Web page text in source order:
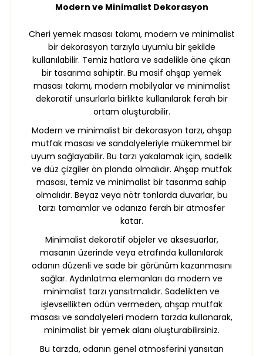
Modern ve Minimalist Dekorasyon
Cheri yemek masası takımı, modern ve minimalist
bir dekorasyon tarzıyla uyumlu bir şekilde
kullanılabilir. Temiz hatlara ve sadelikle öne çıkan
bir tasarıma sahiptir. Bu masif ahşap yemek
masası takımı, modern mobilyalar ve minimalist
dekoratif unsurlarla birlikte kullanılarak ferah bir
ortam oluşturabilir.
Modern ve minimalist bir dekorasyon tarzı, ahşap
mutfak masası ve sandalyeleriyle mükemmel bir
uyum sağlayabilir. Bu tarzı yakalamak için, sadelik
ve düz çizgiler ön planda olmalıdır. Ahşap mutfak
masası, temiz ve minimalist bir tasarıma sahip
olmalıdır. Beyaz veya nötr tonlarda duvarlar, bu
tarzı tamamlar ve odanıza ferah bir atmosfer
katar.
Minimalist dekoratif objeler ve aksesuarlar,
masanın üzerinde veya etrafında kullanılarak
odanın düzenli ve sade bir görünüm kazanmasını
sağlar. Aydınlatma elemanları da modern ve
minimalist tarzı yansıtmalıdır. Sadelikten ve
işlevsellikten ödün vermeden, ahşap mutfak
masası ve sandalyeleri modern tarzda kullanarak,
minimalist bir yemek alanı oluşturabilirsiniz.
Bu tarzda, odanın genel atmosferini yansıtan